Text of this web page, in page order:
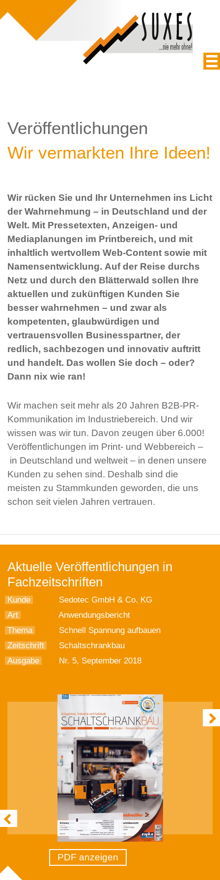
Veröffentlichungen
Wir vermarkten Ihre Ideen!
Wir rücken Sie und Ihr Unternehmen ins Licht
der Wahrnehmung – in Deutschland und der
Welt. Mit Pressetexten, Anzeigen- und
Mediaplanungen im Printbereich, und mit
inhaltlich wertvollem Web-Content sowie mit
Namensentwicklung. Auf der Reise durchs
Netz und durch den Blätterwald sollen Ihre
aktuellen und zukünftigen Kunden Sie
besser wahrnehmen – und zwar als
kompetenten, glaubwürdigen und
vertrauensvollen Businesspartner, der
redlich, sachbezogen und innovativ auftritt
und handelt. Das wollen Sie doch – oder?
Dann nix wie ran!
Wir machen seit mehr als 20 Jahren B2B-PR-
Kommunikation im Industriebereich. Und wir
wissen was wir tun. Davon zeugen über 6.000!
Veröffentlichungen im Print- und Webbereich –
in Deutschland und weltweit – in denen unsere
Kunden zu sehen sind. Deshalb sind die
meisten zu Stammkunden geworden, die uns
schon seit vielen Jahren vertrauen.
Aktuelle Veröffentlichungen in
Fachzeitschriften
Kunde
Sedotec GmbH & Co. KG
Art
Anwendungsbericht
Thema
Schnell Spannung aufbauen
Zeitschrift
Schaltschrankbau
Ausgabe
Nr. 5, September 2018
PDF anzeigen